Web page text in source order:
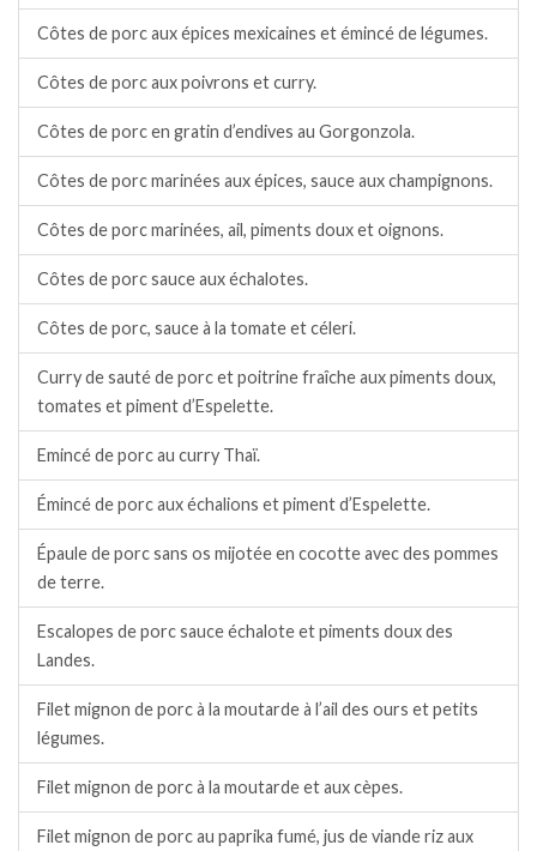
Côtes de porc aux épices mexicaines et émincé de légumes.
Côtes de porc aux poivrons et curry.
Côtes de porc en gratin d’endives au Gorgonzola.
Côtes de porc marinées aux épices, sauce aux champignons.
Côtes de porc marinées, ail, piments doux et oignons.
Côtes de porc sauce aux échalotes.
Côtes de porc, sauce à la tomate et céleri.
Curry de sauté de porc et poitrine fraîche aux piments doux,
tomates et piment d’Espelette.
Emincé de porc au curry Thaï.
Émincé de porc aux échalions et piment d’Espelette.
Épaule de porc sans os mijotée en cocotte avec des pommes
de terre.
Escalopes de porc sauce échalote et piments doux des
Landes.
Filet mignon de porc à la moutarde à l’ail des ours et petits
légumes.
Filet mignon de porc à la moutarde et aux cèpes.
Filet mignon de porc au paprika fumé, jus de viande riz aux